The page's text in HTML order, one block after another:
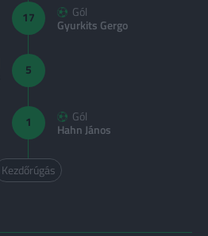
17
Gól
Gyurkits Gergo
5
1
Gól
Hahn János
Kezdőrúgás